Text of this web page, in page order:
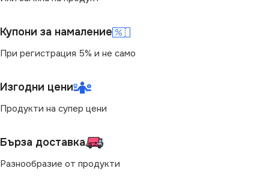
Повърхностен
БРОЙ ФАСУНГИ
Купони за намаление
При регистрация 5% и не само
Изгодни цени
Продукти на супер цени
Бърза доставка
Разнообразие от продукти